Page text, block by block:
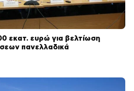
εκατ. ευρώ για βελτίωση
πανελλαδικά